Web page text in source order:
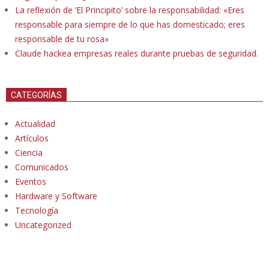
La reflexión de ‘El Principito’ sobre la responsabilidad: «Eres
responsable para siempre de lo que has domesticado; eres
responsable de tu rosa»
Claude hackea empresas reales durante pruebas de seguridad.
CATEGORÍAS
Actualidad
Artículos
Ciencia
Comunicados
Eventos
Hardware y Software
Tecnología
Uncategorized